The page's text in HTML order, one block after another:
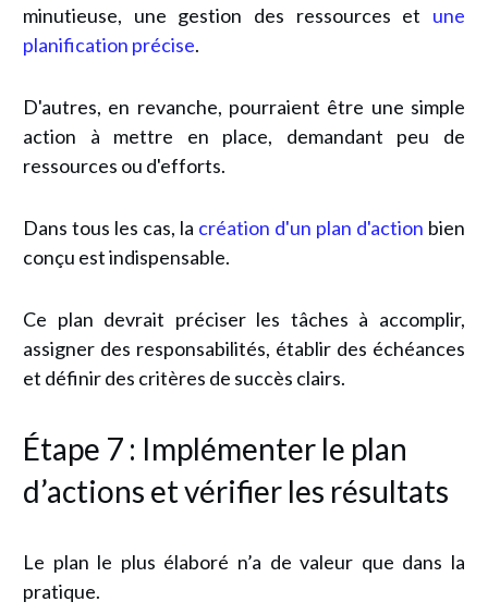
minutieuse, une gestion des ressources et une
planification précise.
D'autres, en revanche, pourraient être une simple
action à mettre en place, demandant peu de
ressources ou d'efforts.
Dans tous les cas, la création d'un plan d'action bien
conçu est indispensable.
Ce plan devrait préciser les tâches à accomplir,
assigner des responsabilités, établir des échéances
et définir des critères de succès clairs.
Étape 7 : Implémenter le plan
d’actions et vérifier les résultats
Le plan le plus élaboré n’a de valeur que dans la
pratique.